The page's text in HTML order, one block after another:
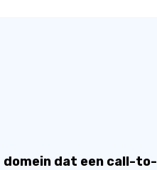
domein dat een call-to-